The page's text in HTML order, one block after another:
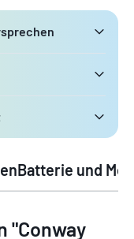
Batterie und
"Conway